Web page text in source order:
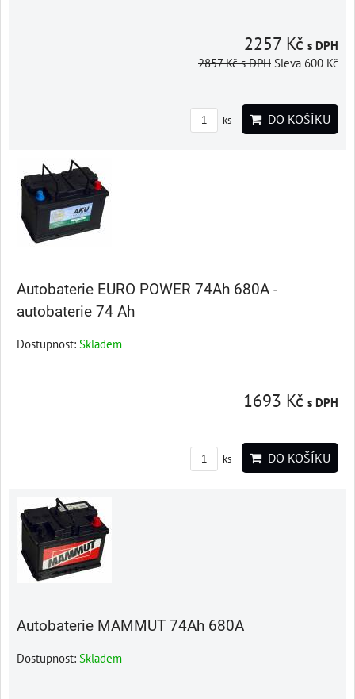
2257 Kč s DPH
2857 Kčs DPH Sleva 600 Kč
ks DO KOŠÍKU
Autobaterie EURO POWER 74Ah 680A -
autobaterie 74 Ah
Dostupnost: Skladem
1693 Kč s DPH
ks DO KOŠÍKU
Autobaterie MAMMUT 74Ah 680A
Dostupnost: Skladem